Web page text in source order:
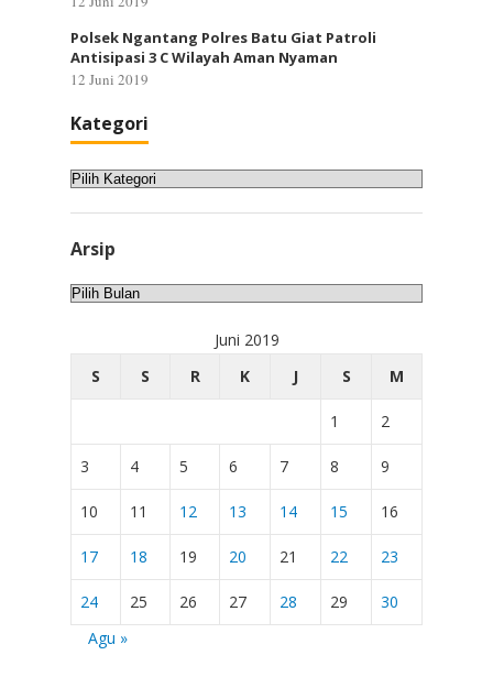
Polsek Ngantang Polres Batu Giat Patroli
Antisipasi 3 C Wilayah Aman Nyaman
12 Juni 2019
Kategori
Kategori
Arsip
Arsip
Juni 2019
S
S R K J S M
1 2
3 4 5 6 7 8 9
10 11 12 13 14 15 16
17 18 19 20 21 22 23
24 25 26 27 28 29
30
Agu »